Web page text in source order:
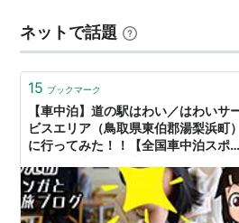
一瞬で覚めた。さっきまでは、乾
の窓を叩きつけた激しい雨。そ…
ネットで話題
15 ブックマーク
【車中泊】道の駅はわい／はわいサ
ビスエリア（鳥取県東伯郡湯梨浜町）
に行ってみた！！【全国車中泊スポッ
羽合道路）】 | きょうだい児もりり
の育児マンガと日本１周旅ブログ